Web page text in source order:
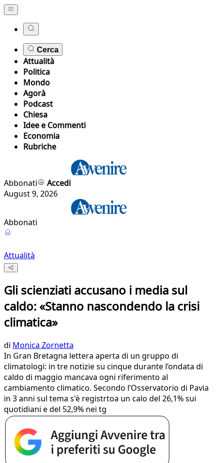
Cerca
Attualità
Politica
Mondo
Agorà
Podcast
Chiesa
Idee e Commenti
Economia
Rubriche
Abbonati
Accedi
August 9, 2026
Abbonati
Attualità
Gli scienziati accusano i media sul
caldo: «Stanno nascondendo la crisi
climatica»
di Monica Zornetta
In Gran Bretagna lettera aperta di un gruppo di
climatologi: in tre notizie su cinque durante l’ondata di
caldo di maggio mancava ogni riferimento al
cambiamento climatico. Secondo l’Osservatorio di Pavia
in 3 anni sul tema s'è registrtoa un calo del 26,1% sui
quotidiani e del 52,9% nei tg